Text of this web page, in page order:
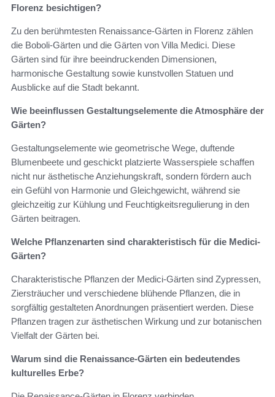
Florenz besichtigen?
Zu den berühmtesten Renaissance-Gärten in Florenz zählen
die Boboli-Gärten und die Gärten von Villa Medici. Diese
Gärten sind für ihre beeindruckenden Dimensionen,
harmonische Gestaltung sowie kunstvollen Statuen und
Ausblicke auf die Stadt bekannt.
Wie beeinflussen Gestaltungselemente die Atmosphäre der
Gärten?
Gestaltungselemente wie geometrische Wege, duftende
Blumenbeete und geschickt platzierte Wasserspiele schaffen
nicht nur ästhetische Anziehungskraft, sondern fördern auch
ein Gefühl von Harmonie und Gleichgewicht, während sie
gleichzeitig zur Kühlung und Feuchtigkeitsregulierung in den
Gärten beitragen.
Welche Pflanzenarten sind charakteristisch für die Medici-
Gärten?
Charakteristische Pflanzen der Medici-Gärten sind Zypressen,
Ziersträucher und verschiedene blühende Pflanzen, die in
sorgfältig gestalteten Anordnungen präsentiert werden. Diese
Pflanzen tragen zur ästhetischen Wirkung und zur botanischen
Vielfalt der Gärten bei.
Warum sind die Renaissance-Gärten ein bedeutendes
kulturelles Erbe?